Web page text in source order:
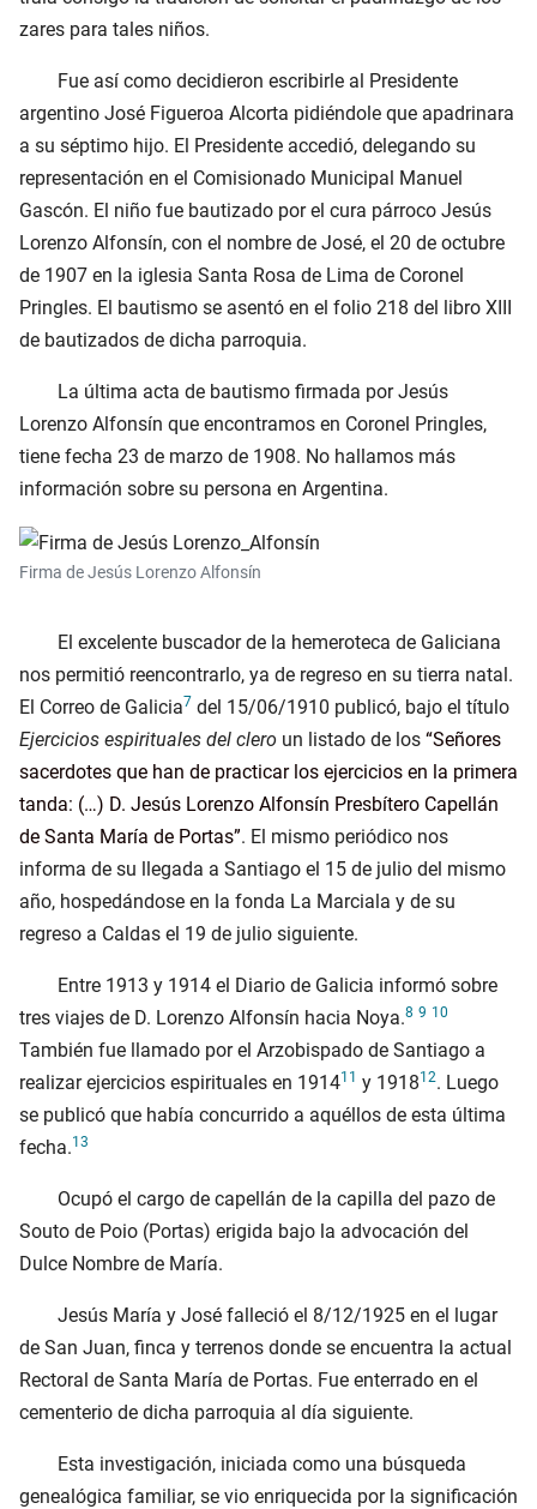
zares para tales niños.
Fue así como decidieron escribirle al Presidente
argentino José Figueroa Alcorta pidiéndole que apadrinara
a su séptimo hijo. El Presidente accedió, delegando su
representación en el Comisionado Municipal Manuel
Gascón. El niño fue bautizado por el cura párroco Jesús
Lorenzo Alfonsín, con el nombre de José, el 20 de octubre
de 1907 en la iglesia Santa Rosa de Lima de Coronel
Pringles. El bautismo se asentó en el folio 218 del libro XIII
de bautizados de dicha parroquia.
La última acta de bautismo firmada por Jesús
Lorenzo Alfonsín que encontramos en Coronel Pringles,
tiene fecha 23 de marzo de 1908. No hallamos más
información sobre su persona en Argentina.
Firma de Jesús Lorenzo Alfonsín
El excelente buscador de la hemeroteca de Galiciana
nos permitió reencontrarlo, ya de regreso en su tierra natal.
El Correo de Galicia7 del 15/06/1910 publicó, bajo el título
Ejercicios espirituales del clero un listado de los Señores
sacerdotes que han de practicar los ejercicios en la primera
tanda: (…) D. Jesús Lorenzo Alfonsín Presbítero Capellán
de Santa María de Portas . El mismo periódico nos
informa de su llegada a Santiago el 15 de julio del mismo
año, hospedándose en la fonda La Marciala y de su
regreso a Caldas el 19 de julio siguiente.
Entre 1913 y 1914 el Diario de Galicia informó sobre
tres viajes de D. Lorenzo Alfonsín hacia Noya.8 9 10
También fue llamado por el Arzobispado de Santiago a
realizar ejercicios espirituales en 191411 y 191812. Luego
se publicó que había concurrido a aquéllos de esta última
fecha.13
Ocupó el cargo de capellán de la capilla del pazo de
Souto de Poio (Portas) erigida bajo la advocación del
Dulce Nombre de María.
Jesús María y José falleció el 8/12/1925 en el lugar
de San Juan, finca y terrenos donde se encuentra la actual
Rectoral de Santa María de Portas. Fue enterrado en el
cementerio de dicha parroquia al día siguiente.
Esta investigación, iniciada como una búsqueda
genealógica familiar, se vio enriquecida por la significación